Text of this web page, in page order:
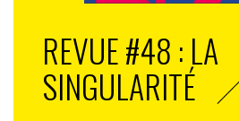
REVUE #48 : LA
SINGULARITÉ